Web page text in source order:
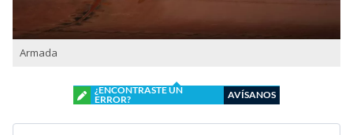
Armada
¿ENCONTRASTE UN
ERROR?
AVÍSANOS